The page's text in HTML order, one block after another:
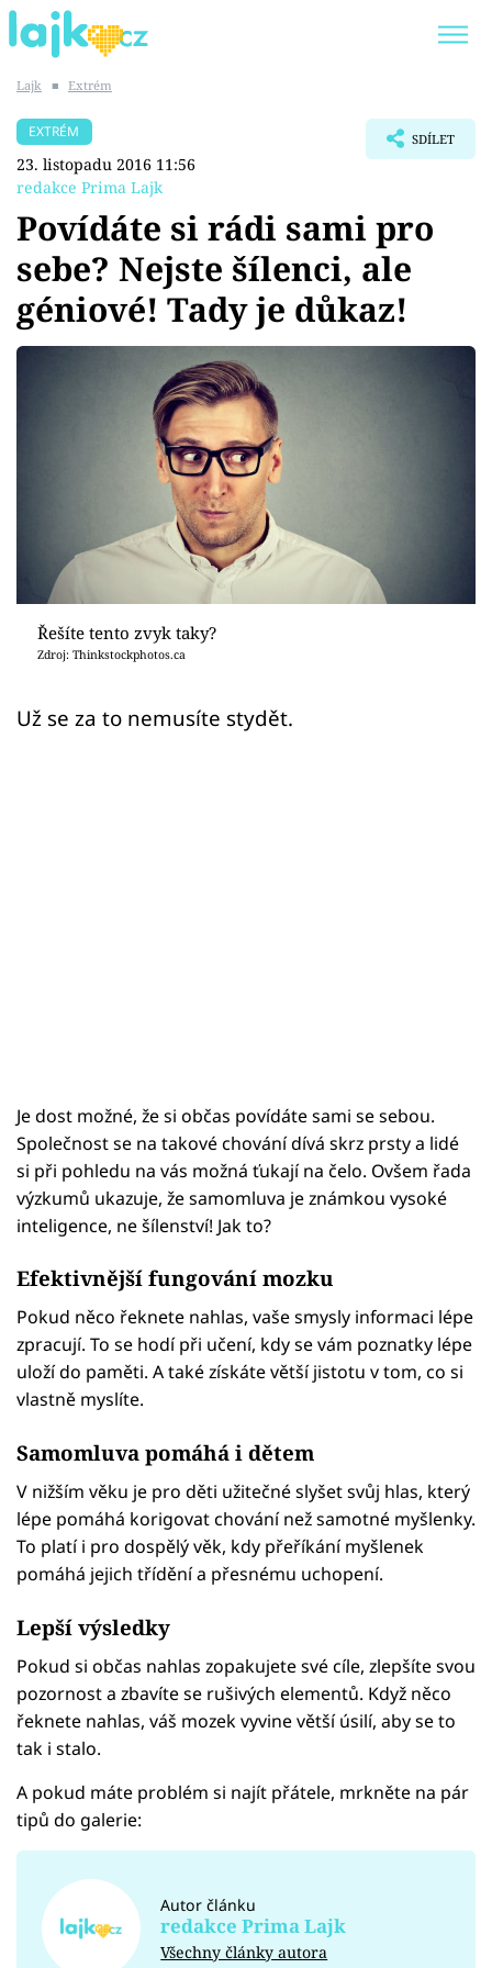
SHOPAHOLICADEL
Témata
Showbyznys
Videa
Sledujte prima+
Přihlášení
Lajk ■ Extrém
EXTRÉM
23. listopadu 2016 11:56
redakce Prima Lajk
SDÍLET
Povídáte si rádi sami pro
sebe? Nejste šílenci, ale
géniové! Tady je důkaz!
Řešíte tento zvyk taky?
Zdroj: Thinkstockphotos.ca
Už se za to nemusíte stydět.
Je dost možné, že si občas povídáte sami se sebou.
Společnost se na takové chování dívá skrz prsty a lidé
si při pohledu na vás možná ťukají na čelo. Ovšem řada
výzkumů ukazuje, že samomluva je známkou vysoké
inteligence, ne šílenství! Jak to?
Efektivnější fungování mozku
Pokud něco řeknete nahlas, vaše smysly informaci lépe
zpracují. To se hodí při učení, kdy se vám poznatky lépe
uloží do paměti. A také získáte větší jistotu v tom, co si
vlastně myslíte.
Samomluva pomáhá i dětem
V nižším věku je pro děti užitečné slyšet svůj hlas, který
lépe pomáhá korigovat chování než samotné myšlenky.
To platí i pro dospělý věk, kdy přeříkání myšlenek
pomáhá jejich třídění a přesnému uchopení.
Lepší výsledky
Pokud si občas nahlas zopakujete své cíle, zlepšíte svou
pozornost a zbavíte se rušivých elementů. Když něco
řeknete nahlas, váš mozek vyvine větší úsilí, aby se to
tak i stalo.
A pokud máte problém si najít přátele, mrkněte na pár
tipů do galerie:
Autor článku
redakce Prima Lajk
Všechny články autora